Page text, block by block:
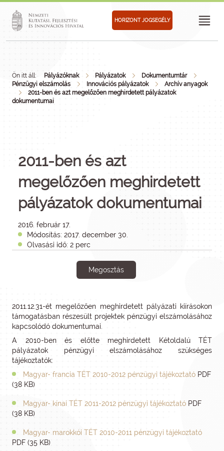
HORIZONT JOGSEGÉLY
Ön itt áll: Pályázóknak Pályázatok
Dokumentumtár
Pénzügyi elszámolás
Innovációs pályázatok
Archív anyagok
2011-ben és azt megelőzően meghirdetett pályázatok
dokumentumai
2011-ben és azt
megelőzően meghirdetett
pályázatok dokumentumai
2016. február 17.
Módosítás: 2017. december 30.
Olvasási idő: 2 perc
Megosztás
2011.12.31-ét megelőzően meghirdetett pályázati kiírásokon
támogatásban részesült projektek pénzügyi elszámolásához
kapcsolódó dokumentumai.
A 2010-ben és előtte meghirdetett Kétoldalú TÉT
pályázatok pénzügyi elszámolásához szükséges
tájékoztatók:
Magyar- francia TÉT 2010-2012 pénzügyi tájékoztató PDF
(38 KB)
Magyar- kínai TÉT 2011-2012 pénzügyi tájékoztató PDF
(38 KB)
Magyar- marokkói TÉT 2010-2011 pénzügyi tájékoztató
PDF (35 KB)